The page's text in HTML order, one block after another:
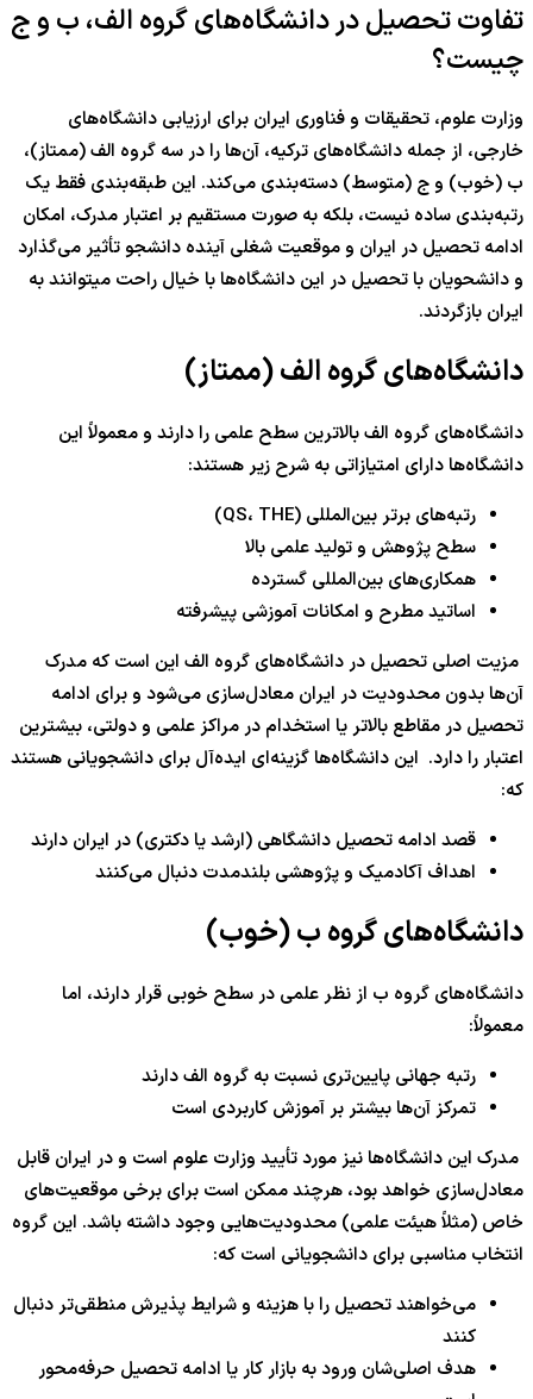
تفاوت تحصیل در دانشگاه‌های گروه الف، ب و ج
چیست؟
وزارت علوم، تحقیقات و فناوری ایران برای ارزیابی دانشگاه‌های
خارجی، از جمله دانشگاه‌های ترکیه، آن‌ها را در سه گروه الف (ممتاز)،
ب (خوب) و ج (متوسط) دسته‌بندی می‌کند. این طبقه‌بندی فقط یک
رتبه‌بندی ساده نیست، بلکه به صورت مستقیم بر اعتبار مدرک، امکان
ادامه تحصیل در ایران و موقعیت شغلی آینده دانشجو تأثیر می‌گذارد
و دانشحویان با تحصیل در این دانشگاه‌ها با خیال راحت میتوانند به
ایران بازگردند.
دانشگاه‌های گروه الف (ممتاز)
دانشگاه‌های گروه الف بالاترین سطح علمی را دارند و معمولاً این
دانشگاه‌ها دارای امتیازاتی به شرح زیر هستند:
رتبه‌های برتر بین‌المللی (QS، THE)
سطح پژوهش و تولید علمی بالا
همکاری‌های بین‌المللی گسترده
اساتید مطرح و امکانات آموزشی پیشرفته
مزیت اصلی تحصیل در دانشگاه‌های گروه الف این است که مدرک
آن‌ها بدون محدودیت در ایران معادل‌سازی می‌شود و برای ادامه
تحصیل در مقاطع بالاتر یا استخدام در مراکز علمی و دولتی، بیشترین
اعتبار را دارد. این دانشگاه‌ها گزینه‌ای ایده‌آل برای دانشجویانی هستند
که:
قصد ادامه تحصیل دانشگاهی (ارشد یا دکتری) در ایران دارند
اهداف آکادمیک و پژوهشی بلندمدت دنبال می‌کنند
دانشگاه‌های گروه ب (خوب)
دانشگاه‌های گروه ب از نظر علمی در سطح خوبی قرار دارند، اما
معمولاً:
رتبه جهانی پایین‌تری نسبت به گروه الف دارند
تمرکز آن‌ها بیشتر بر آموزش کاربردی است
مدرک این دانشگاه‌ها نیز مورد تأیید وزارت علوم است و در ایران قابل
معادل‌سازی خواهد بود، هرچند ممکن است برای برخی موقعیت‌های
خاص (مثلاً هیئت علمی) محدودیت‌هایی وجود داشته باشد. این گروه
انتخاب مناسبی برای دانشجویانی است که:
می‌خواهند تحصیل را با هزینه و شرایط پذیرش منطقی‌تر دنبال
کنند
هدف اصلی‌شان ورود به بازار کار یا ادامه تحصیل حرفه‌محور